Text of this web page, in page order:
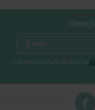
vložením e-mailu souhlasíte se